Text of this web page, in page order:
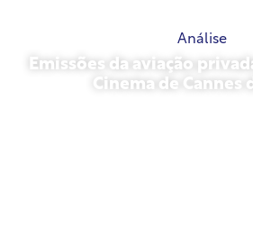
Análise
Emissões da aviação
Cinema de Cannes